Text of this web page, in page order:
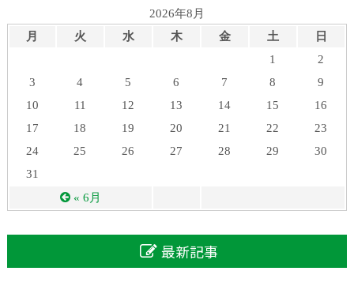
2026年8月
月
火 水 木 金 土 日
« 6月
1
2
3
4 5 6 7 8
9
10
11 12 13 14 15
16
17
18 19 20 21 22
23
24
25 26 27 28 29
30
31
最新記事